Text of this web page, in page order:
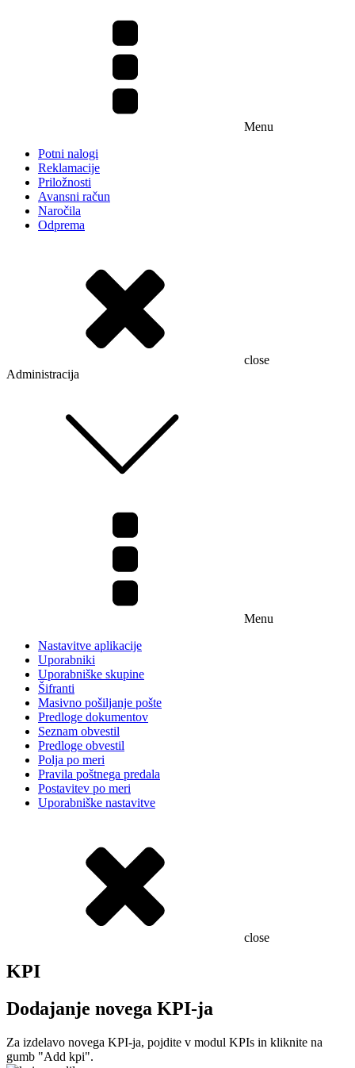
Menu
Potni nalogi
Reklamacije
Priložnosti
Avansni račun
Naročila
Odprema
close
Administracija
Menu
Nastavitve aplikacije
Uporabniki
Uporabniške skupine
Šifranti
Masivno pošiljanje pošte
Predloge dokumentov
Seznam obvestil
Predloge obvestil
Polja po meri
Pravila poštnega predala
Postavitev po meri
Uporabniške nastavitve
close
KPI
Dodajanje novega KPI-ja
Za izdelavo novega KPI-ja, pojdite v modul KPIs in kliknite na
gumb "Add kpi".